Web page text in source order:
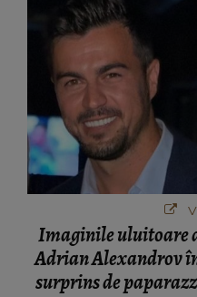
Imaginile uluitoare
Adrian Alexandrov
surprins de